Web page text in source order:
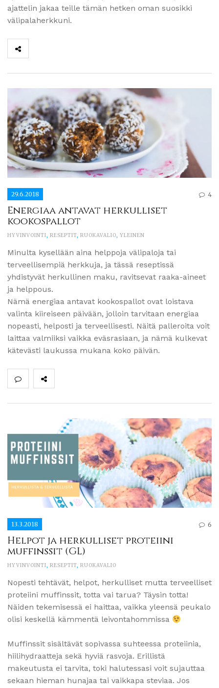
ajattelin jakaa teille tämän hetken oman suosikki
välipalaherkkuni.
29.6.2018 4
Energiaa antavat herkulliset
kookospallot
HYVINVOINTI, RESEPTIT, RUOKAVALIO, YLEINEN
Minulta kysellään aina helppoja välipaloja tai
terveellisempiä herkkuja, ja tässä reseptissä
yhdistyvät herkullinen maku, ravitsevat raaka-aineet
ja helppous.
Nämä energiaa antavat kookospallot ovat loistava
valinta kiireiseen päivään, jolloin tarvitaan energiaa
nopeasti, helposti ja terveellisesti. Näitä palleroita voit
laittaa valmiiksi vaikka eväsrasiaan, ja nämä kulkevat
kätevästi laukussa mukana koko päivän.
13.3.2018 6
Helpot ja herkulliset proteiini
muffinssit (GL)
HYVINVOINTI, RESEPTIT, RUOKAVALIO
Nopesti tehtävät, helpot, herkulliset mutta terveelliset
proteiini muffinssit, totta vai tarua? Täysin totta!
Näiden tekemisessä ei haittaa, vaikka yleensä peukalo
olisi keskellä kämmentä leivontahommissa
Muffinssit sisältävät sopivassa suhteessa proteiinia,
hiilihydraatteja sekä hyviä rasvoja. Erillistä
makeutusta ei tarvita, toki halutessasi voit sujauttaa
sekaan hieman hunajaa tai vaikkapa steviaa. Jos